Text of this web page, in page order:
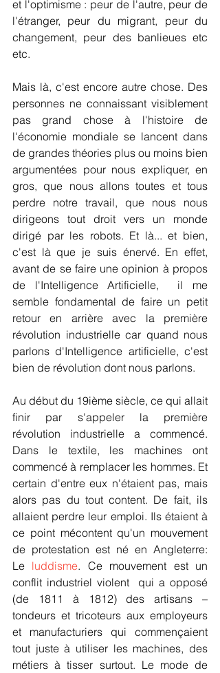
et l'optimisme : peur de l'autre, peur de
l'étranger, peur du migrant, peur du
changement, peur des banlieues etc
etc.
Mais là, c'est encore autre chose. Des
personnes ne connaissant visiblement
pas grand chose à l'histoire de
l'économie mondiale se lancent dans
de grandes théories plus ou moins bien
argumentées pour nous expliquer, en
gros, que nous allons toutes et tous
perdre notre travail, que nous nous
dirigeons tout droit vers un monde
dirigé par les robots. Et là... et bien,
c'est là que je suis énervé. En effet,
avant de se faire une opinion à propos
de l'Intelligence Artificielle,  il me
semble fondamental de faire un petit
retour en arrière avec la première
révolution industrielle car quand nous
parlons d'Intelligence artificielle, c'est
bien de révolution dont nous parlons.
Au début du 19ième siècle, ce qui allait
finir par s'appeler la première
révolution industrielle a commencé.
Dans le textile, les machines ont
commencé à remplacer les hommes. Et
certain d'entre eux n'étaient pas, mais
alors pas du tout content. De fait, ils
allaient perdre leur emploi. Ils étaient à
ce point mécontent qu'un mouvement
de protestation est né en Angleterre:
Le luddisme. Ce mouvement est un
conflit industriel violent  qui a opposé
(de 1811 à 1812) des artisans –
tondeurs et tricoteurs aux employeurs
et manufacturiers qui commençaient
tout juste à utiliser les machines, des
métiers à tisser surtout. Le mode de